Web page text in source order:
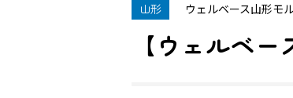
山形 ウェルベース山形モ
【ウェルベ